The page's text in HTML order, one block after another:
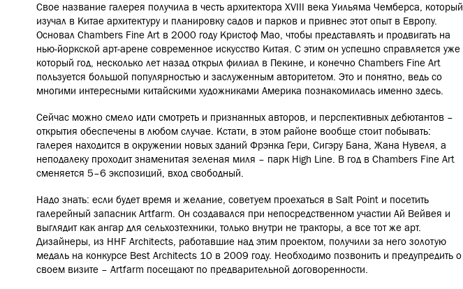
Свое название галерея получила в честь архитектора XVIII века Уильяма Чемберса, который
изучал в Китае архитектуру и планировку садов и парков и привнес этот опыт в Европу.
Основал Chambers Fine Art в 2000 году Кристоф Мао, чтобы представлять и продвигать на
нью-йоркской арт-арене современное искусство Китая. С этим он успешно справляется уже
который год, несколько лет назад открыл филиал в Пекине, и конечно Chambers Fine Art
пользуется большой популярностью и заслуженным авторитетом. Это и понятно, ведь со
многими интересными китайскими художниками Америка познакомилась именно здесь.
Сейчас можно смело идти смотреть и признанных авторов, и перспективных дебютантов –
открытия обеспечены в любом случае. Кстати, в этом районе вообще стоит побывать:
галерея находится в окружении новых зданий Фрэнка Гери, Сигэру Бана, Жана Нувеля, а
неподалеку проходит знаменитая зеленая миля – парк High Line. В год в Chambers Fine Art
сменяется 5–6 экспозиций, вход свободный.
Надо знать: если будет время и желание, советуем проехаться в Salt Point и посетить
галерейный запасник Artfarm. Он создавался при непосредственном участии Ай Вейвея и
выглядит как ангар для сельхозтехники, только внутри не тракторы, а все тот же арт.
Дизайнеры, из HHF Architects, работавшие над этим проектом, получили за него золотую
медаль на конкурсе Best Architects 10 в 2009 году. Необходимо позвонить и предупредить о
своем визите – Artfarm посещают по предварительной договоренности.